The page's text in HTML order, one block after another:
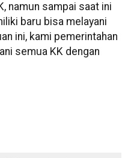
namun sampai saat ini
baru bisa melayani
ini, kami pemerintahan
semua KK dengan